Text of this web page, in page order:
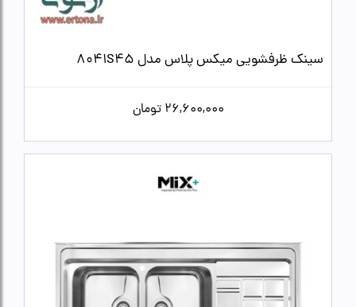
سینک ظرفشویی میکس پلاس مدل 8041S45
26,600,000 تومان